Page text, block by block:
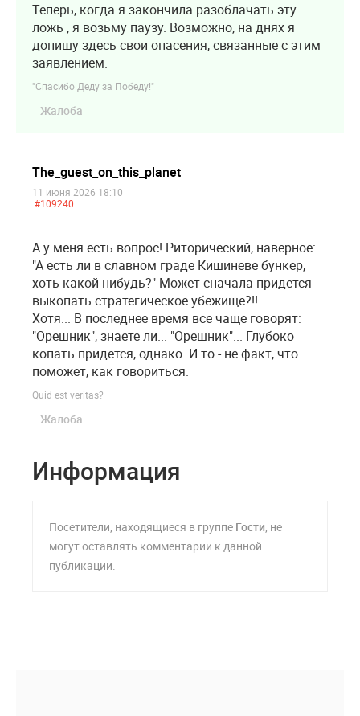
Теперь, когда я закончила разоблачать эту
ложь , я возьму паузу. Возможно, на днях я
допишу здесь свои опасения, связанные с этим
заявлением.
"Спасибо Деду за Победу!"
Жалоба
The_guest_on_this_planet
11 июня 2026 18:10
#109240
А у меня есть вопрос! Риторический, наверное:
"А есть ли в славном граде Кишиневе бункер,
хоть какой-нибудь?" Может сначала придется
выкопать стратегическое убежище?!!
Хотя... В последнее время все чаще говорят:
"Орешник", знаете ли... "Орешник"... Глубоко
копать придется, однако. И то - не факт, что
поможет, как говориться.
Quid est veritas?
Жалоба
Информация
Посетители, находящиеся в группе Гости, не
могут оставлять комментарии к данной
публикации.